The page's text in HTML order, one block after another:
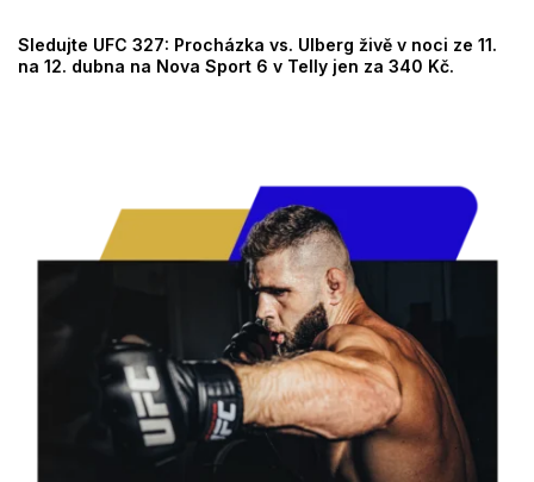
Sledujte UFC 327: Procházka vs. Ulberg živě v noci ze 11.
na 12. dubna na Nova Sport 6 v Telly jen za 340 Kč.